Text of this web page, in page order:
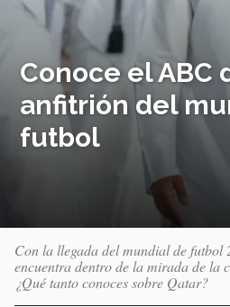
Conoce el ABC
anfitrión del
futbol
Con la llegada del mundial de futbol
encuentra dentro de la mirada de la
¿Qué tanto conoces sobre Qatar?